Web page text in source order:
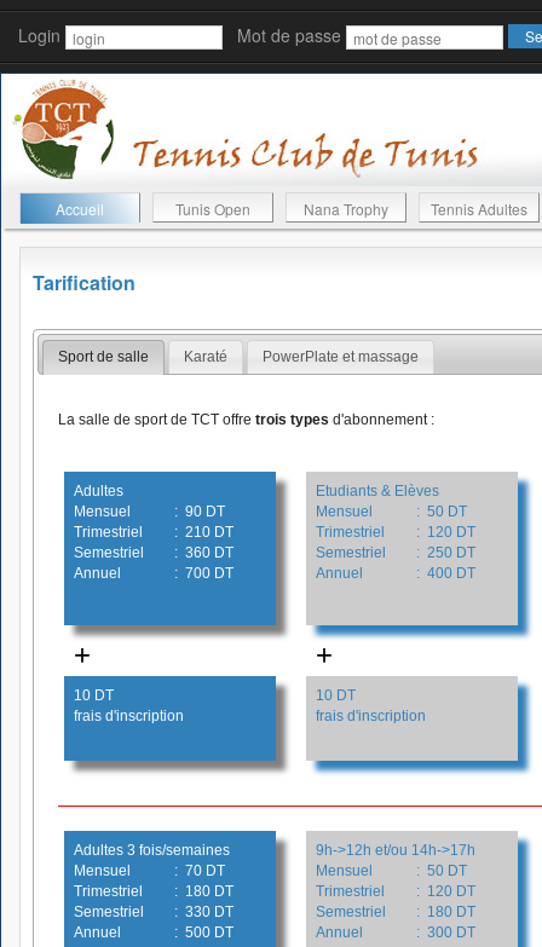
Login Mot de passe
Accueil Tunis Open Nana Trophy Tennis Adultes
Tarification
Sport de salle Karaté PowerPlate et massage
La salle de sport de TCT offre trois types d'abonnement :
Adultes
Mensuel
: 90 DT
Trimestriel
: 210 DT
Semestriel
: 360 DT
Annuel
: 700 DT
Etudiants & Elèves
Mensuel
: 50 DT
Trimestriel
: 120 DT
Semestriel
: 250 DT
Annuel
: 400 DT
+ +
10 DT
frais d'inscription
10 DT
frais d'inscription
Adultes 3 fois/semaines
Mensuel
: 70 DT
Trimestriel
: 180 DT
Semestriel
: 330 DT
Annuel
: 500 DT
9h->12h et/ou 14h->17h
Mensuel
: 50 DT
Trimestriel
: 120 DT
Semestriel
: 180 DT
Annuel
: 300 DT